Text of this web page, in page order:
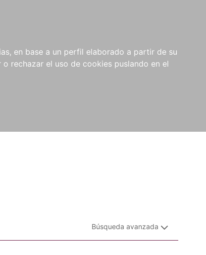
en base a un perfil elaborado a partir de su
rechazar el uso de cookies puslando en el
NOVEDADES NOTICIAS
COMPRAS
INSTITUCIONALES
Búsqueda avanzada